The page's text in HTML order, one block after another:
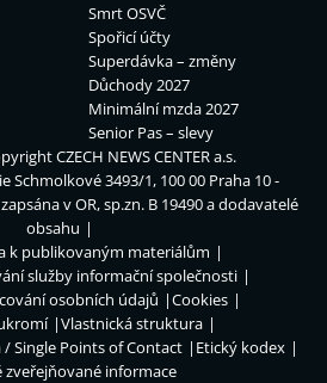
Smrt OSVČ
Spořicí účty
Superdávka – změny
Důchody 2027
Minimální mzda 2027
Senior Pas – slevy
CZECH NEWS CENTER a.s.
Schmolkové 3493/1, 100 00 Praha 10 -
v OR, sp.zn. B 19490 a dodavatelé
obsahu
k publikovaným materiálům
služby informační společnosti
osobních údajů
Cookies
Vlastnická struktura
Single Points of Contact
Etický kodex
zveřejňované informace